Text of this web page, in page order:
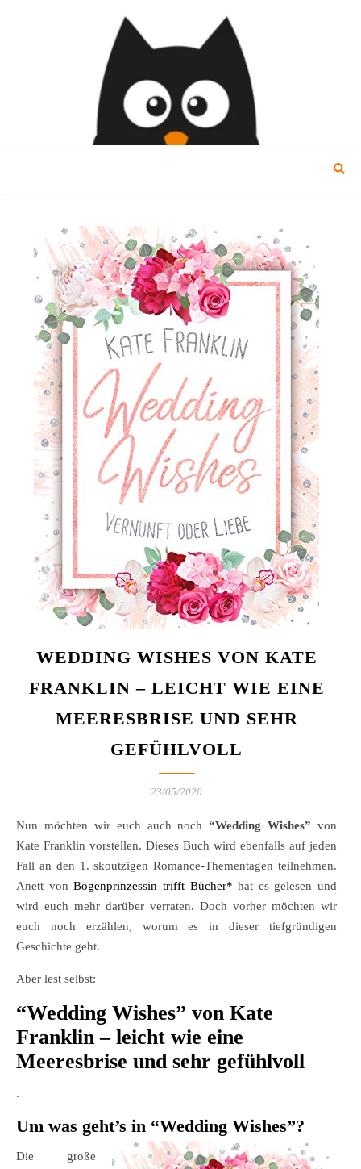
WEDDING WISHES VON KATE
FRANKLIN – LEICHT WIE EINE
MEERESBRISE UND SEHR
GEFÜHLVOLL
23/05/2020
Nun möchten wir euch auch noch “Wedding Wishes” von
Kate Franklin vorstellen. Dieses Buch wird ebenfalls auf jeden
Fall an den 1. skoutzigen Romance-Thementagen teilnehmen.
Anett vonBogenprinzessin trifft Bücher* hat es gelesen und
wird euch mehr darüber verraten. Doch vorher möchten wir
euch noch erzählen, worum es in dieser tiefgründigen
Geschichte geht.
Aber lest selbst:
“Wedding Wishes” von Kate
Franklin – leicht wie eine
Meeresbrise und sehr gefühlvoll
.
Um was geht’s in “Wedding Wishes”?
Die große